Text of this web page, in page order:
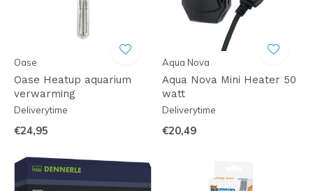
Oase
Oase Heatup aquarium
verwarming
Deliverytime
€24,95
Aqua Nova
Aqua Nova Mini Heater 50
watt
Deliverytime
€20,49